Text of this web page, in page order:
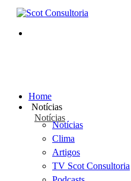
Home
Notícias
Notícias
Notícias
Clima
Artigos
TV Scot Consultoria